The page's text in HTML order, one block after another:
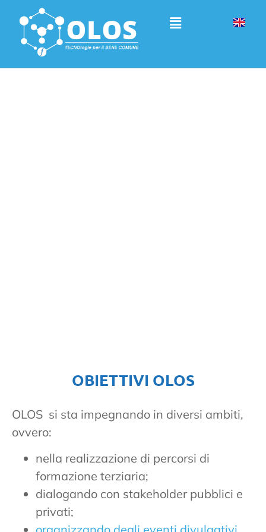
Servizi
OBIETTIVI OLOS
OLOS si sta impegnando in diversi ambiti,
ovvero:
nella realizzazione di percorsi di
formazione terziaria;
dialogando con stakeholder pubblici e
privati;